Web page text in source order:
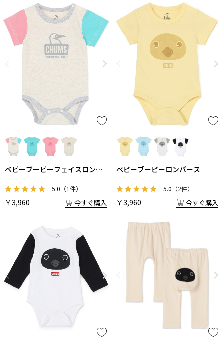
ベビーブービーフェイスロンパ
5.0 （1件）
￥3,960 今すぐ購入
ベビーブービーロンパース
5.0 （2件）
￥3,960 今すぐ購入